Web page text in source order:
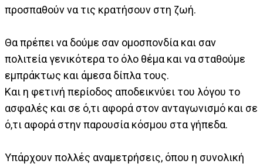
προσπαθούν να τις κρατήσουν στη ζωή.
Θα πρέπει να δούμε σαν ομοσπονδία και σαν
πολιτεία γενικότερα το όλο θέμα και να σταθούμε
εμπράκτως και άμεσα δίπλα τους.
Και η φετινή περίοδος αποδεικνύει του λόγου το
ασφαλές και σε ό,τι αφορά στον ανταγωνισμό και σε
ό,τι αφορά στην παρουσία κόσμου στα γήπεδα.
Υπάρχουν πολλές αναμετρήσεις, όπου η συνολική